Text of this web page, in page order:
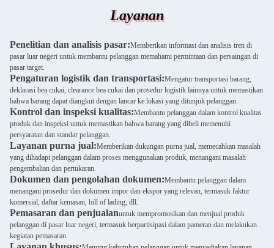
Layanan
Penelitian dan analisis pasar:Memberikan informasi dan analisis tren di
pasar luar negeri untuk membantu pelanggan memahami permintaan dan persaingan di
pasar target.
Pengaturan logistik dan transportasi:Mengatur transportasi barang,
deklarasi bea cukai, clearance bea cukai dan prosedur logistik lainnya untuk memastikan
bahwa barang dapat diangkut dengan lancar ke lokasi yang ditunjuk pelanggan.
Kontrol dan inspeksi kualitas:Membantu pelanggan dalam kontrol kualitas
produk dan inspeksi untuk memastikan bahwa barang yang dibeli memenuhi
persyaratan dan standar pelanggan.
Layanan purna jual:Memberikan dukungan purna jual, memecahkan masalah
yang dihadapi pelanggan dalam proses menggunakan produk, menangani masalah
pengembalian dan pertukaran.
Dokumen dan pengolahan dokumen:Membantu pelanggan dalam
menangani prosedur dan dokumen impor dan ekspor yang relevan, termasuk faktur
komersial, daftar kemasan, bill of lading, dll.
Pemasaran dan penjualanuntuk mempromosikan dan menjual produk
pelanggan di pasar luar negeri, termasuk berpartisipasi dalam pameran dan melakukan
kegiatan pemasaran.